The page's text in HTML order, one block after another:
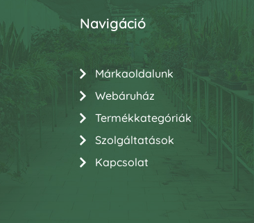
Navigáció
Márkaoldalunk
Webáruház
Termékkategóriák
Szolgáltatások
Kapcsolat